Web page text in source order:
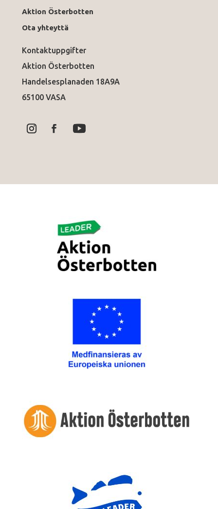
Aktion Österbotten
Ota yhteyttä
Kontaktuppgifter
Aktion Österbotten
Handelsesplanaden 18A9A
65100 VASA